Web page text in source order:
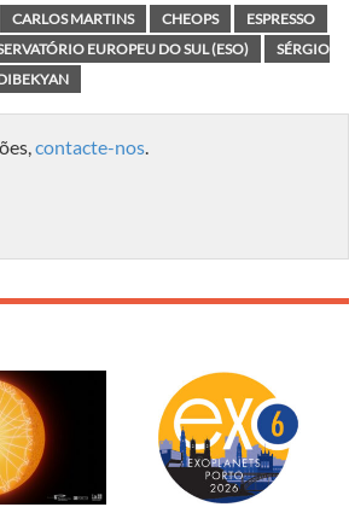
CARLOS MARTINS CHEOPS
ESPRESSO
EUROPEU DO SUL (ESO)
SÉRGIO
contacte-nos.